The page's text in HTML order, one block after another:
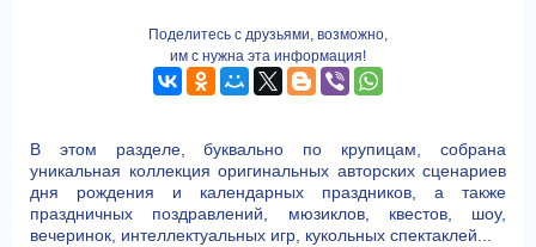
Поделитесь с друзьями, возможно,
им с нужна эта информация!
В этом разделе, буквально по крупицам, собрана
уникальная коллекция оригинальных авторских сценариев
дня рождения и календарных праздников, а также
праздничных поздравлений, мюзиклов, квестов, шоу,
вечеринок, интеллектуальных игр, кукольных спектаклей...